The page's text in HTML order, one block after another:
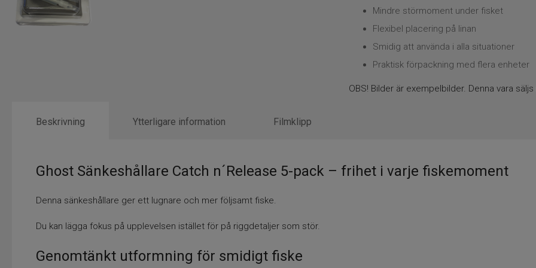
Mindre störmoment under fisket
Flexibel placering på linan
Smidig att använda i alla situationer
Praktisk förpackning med flera enheter
OBS! Bilder är exempelbilder. Denna vara
Beskrivning
Ghost Sänkeshållare Catch n´Release 5-pack – frihet i varje fiskemoment
Denna sänkeshållare ger ett lugnare och mer följsamt fiske.
Du kan lägga fokus på upplevelsen istället för på riggdetaljer som stör.
Genomtänkt utformning för smidigt fiske
Ytterligare information Filmklipp